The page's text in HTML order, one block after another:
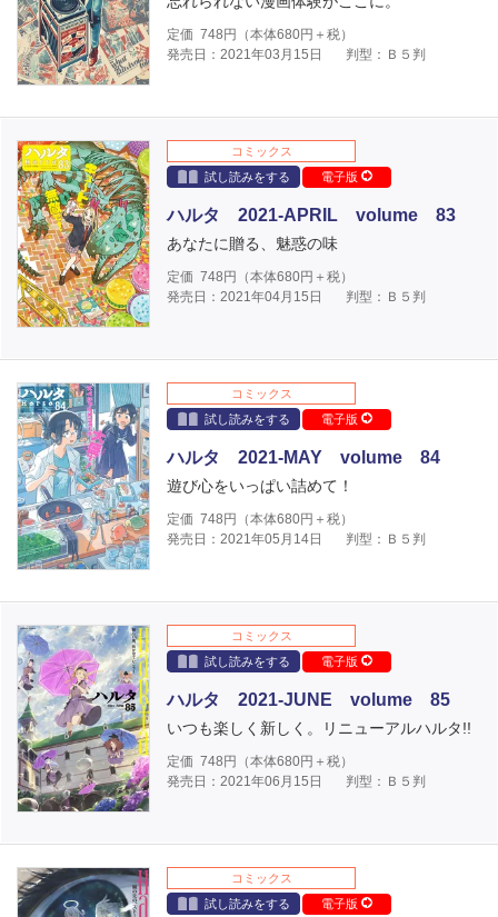
定価 748 円（本体680円＋税）
発売日：2021年03月15日
判型：Ｂ５判
コミックス
試し読みをする
電子版
ハルタ 2021-APRIL volume 83
あなたに贈る、魅惑の味
定価 748 円（本体680円＋税）
発売日：2021年04月15日
判型：Ｂ５判
コミックス
試し読みをする
電子版
ハルタ 2021-MAY volume 84
遊び心をいっぱい詰めて！
定価 748 円（本体680円＋税）
発売日：2021年05月14日
判型：Ｂ５判
コミックス
試し読みをする
電子版
ハルタ 2021-JUNE volume 85
いつも楽しく新しく。リニューアルハルタ!!
定価 748 円（本体680円＋税）
発売日：2021年06月15日
判型：Ｂ５判
コミックス
試し読みをする
電子版